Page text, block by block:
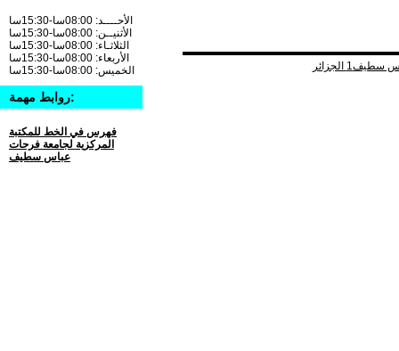
الأحــــد: 08:00سا-15:30سا
الأثنيــن: 08:00سا-15:30سا
الثلاثـاء: 08:00سا-15:30سا
الأربعاء: 08:00سا-15:30سا
الخميس: 08:00سا-15:30سا
روابط مهمة:
فهرس في الخط للمكتبة
المركزية لجامعة فرحات
عباس سطيف